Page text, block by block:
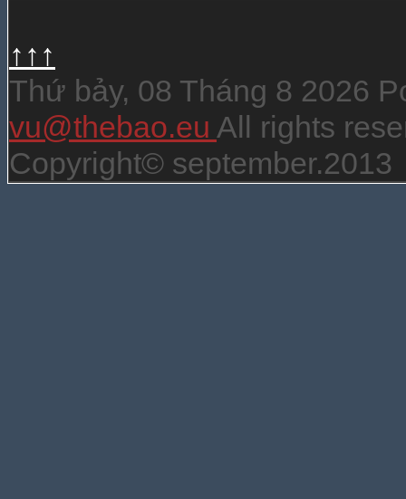
↑↑↑
Thứ bảy, 08 Tháng 8 2026
vu@thebao.eu All rights
Copyright© september.2013